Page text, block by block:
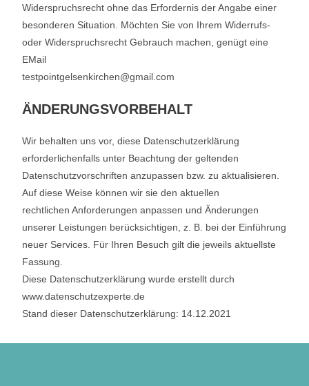
Widerspruchsrecht ohne das Erfordernis der Angabe einer
besonderen Situation. Möchten Sie von Ihrem Widerrufs-
oder Widerspruchsrecht Gebrauch machen, genügt eine
EMail
testpointgelsenkirchen@gmail.com
ÄNDERUNGSVORBEHALT
Wir behalten uns vor, diese Datenschutzerklärung
erforderlichenfalls unter Beachtung der geltenden
Datenschutzvorschriften anzupassen bzw. zu aktualisieren.
Auf diese Weise können wir sie den aktuellen
rechtlichen Anforderungen anpassen und Änderungen
unserer Leistungen berücksichtigen, z. B. bei der Einführung
neuer Services. Für Ihren Besuch gilt die jeweils aktuellste
Fassung.
Diese Datenschutzerklärung wurde erstellt durch
www.datenschutzexperte.de
Stand dieser Datenschutzerklärung: 14.12.2021